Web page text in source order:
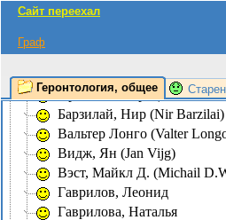
Сайт переехал
Граф
Геронтология, общее
Экспериментирование на
Персоналии
Анисимов, Владимир
Аркинг, Роберт (Robert
Барзилай, Нир (Nir Barzilai)
Вальтер Лонго (Valter
Видж, Ян (Jan Vijg)
Вэст, Майкл Д. (Michail
Гаврилов, Леонид
Гаврилова, Наталья